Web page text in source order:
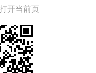
开当前页